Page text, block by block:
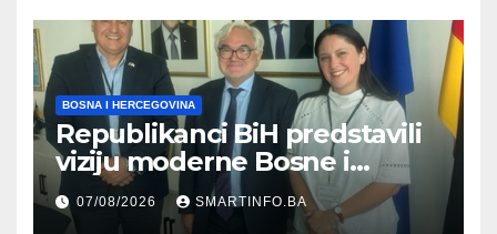
BOSNA I HERCEGOVINA
Republikanci BiH predstavili
viziju moderne Bosne i
Hercegovine ambasadoru
Njemačke
07/08/2026 SMARTINFO.BA